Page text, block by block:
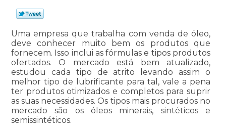
Uma empresa que trabalha com venda de óleo,
deve conhecer muito bem os produtos que
fornecem. Isso inclui as fórmulas e tipos produtos
ofertados. O mercado está bem atualizado,
estudou cada tipo de atrito levando assim o
melhor tipo de lubrificante para tal, vale a pena
ter produtos otimizados e completos para suprir
as suas necessidades. Os tipos mais procurados no
mercado são os óleos minerais, sintéticos e
semissintéticos.